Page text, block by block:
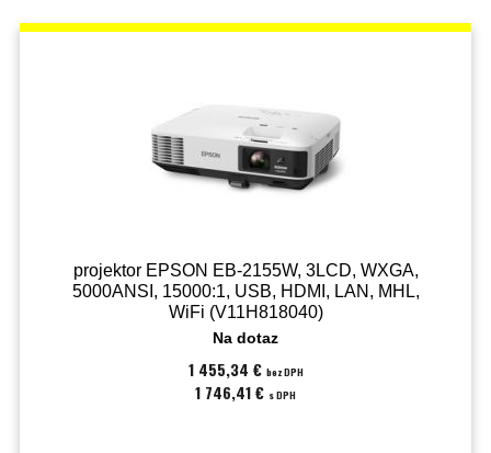
projektor EPSON EB-2155W, 3LCD, WXGA,
5000ANSI, 15000:1, USB, HDMI, LAN, MHL,
WiFi (V11H818040)
Na dotaz
1 455,34 € bez DPH
1 746,41 € s DPH